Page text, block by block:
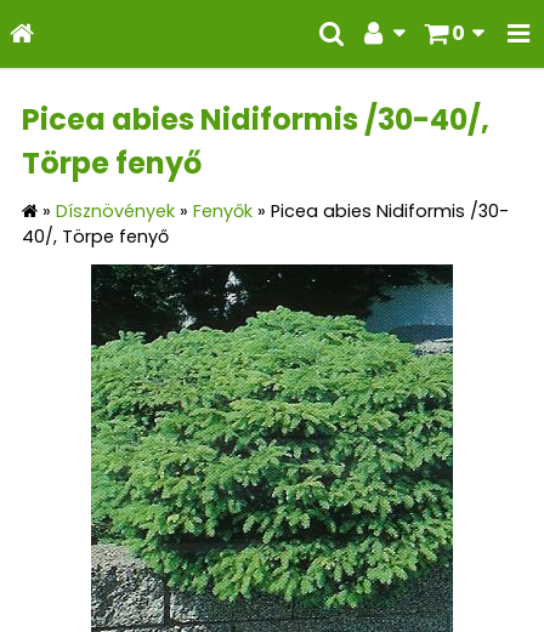
0
Picea abies Nidiformis /30-40/,
Törpe fenyő
» Dísznövények » Fenyők » Picea abies Nidiformis /30-
40/, Törpe fenyő